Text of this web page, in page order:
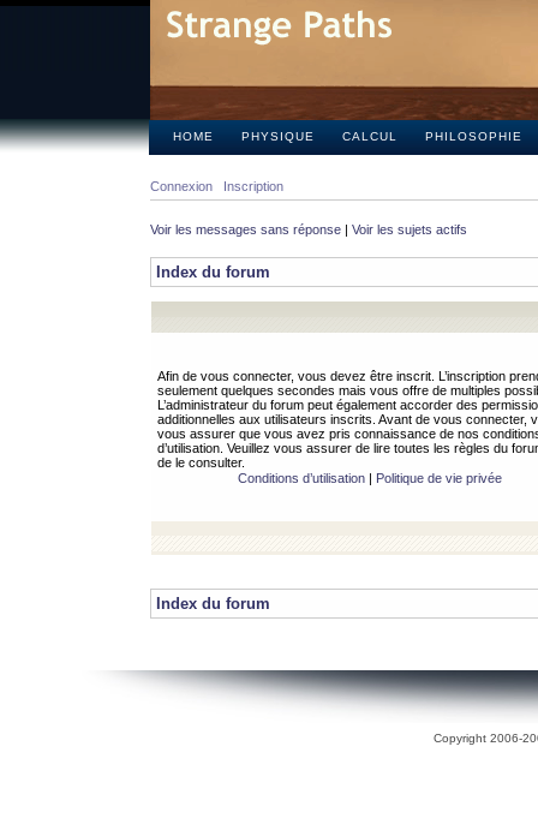
HOME PHYSIQUE CALCUL PHILOSOPHIE
Connexion Inscription
Voir les messages sans réponse | Voir les sujets actifs
Index du forum
Afin de vous connecter, vous devez être inscrit. L’inscription
seulement quelques secondes mais vous offre de multiples
L’administrateur du forum peut également accorder des
additionnelles aux utilisateurs inscrits. Avant de vous connecter,
vous assurer que vous avez pris connaissance de nos
d’utilisation. Veuillez vous assurer de lire toutes les règles du
de le consulter.
Conditions d’utilisation| Politique de vie privée
Index du forum
Copyright 2006-